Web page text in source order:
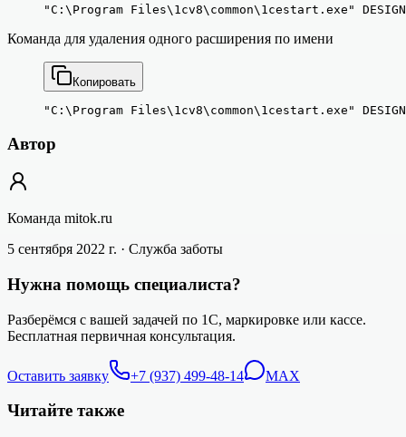
Команда для удаления одного расширения по имени
Копировать
Автор
Команда mitok.ru
5 сентября 2022 г. · Служба заботы
Нужна помощь специалиста?
Разберёмся с вашей задачей по 1С, маркировке или кассе.
Бесплатная первичная консультация.
Оставить заявку +7 (937) 499-48-14 MAX
Читайте также